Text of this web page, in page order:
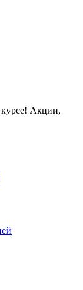
курсе! Акции,